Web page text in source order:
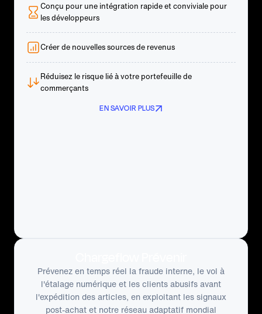
Conçu pour une intégration rapide et conviviale pour
les développeurs
Créer de nouvelles sources de revenus
Réduisez le risque lié à votre portefeuille de
commerçants
EN SAVOIR PLUS
Prévenez en temps réel la fraude interne, le vol à
l'étalage numérique et les clients abusifs avant
l'expédition des articles, en exploitant les signaux
post-achat et notre réseau adaptatif mondial